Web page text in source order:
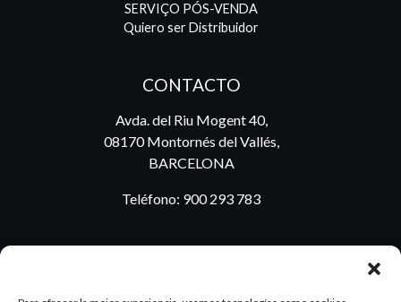
SERVIÇO PÓS-VENDA
Quiero ser Distribuidor
CONTACTO
Avda. del Riu Mogent 40,
08170 Montornés del Vallés,
BARCELONA
Teléfono: 900 293 783